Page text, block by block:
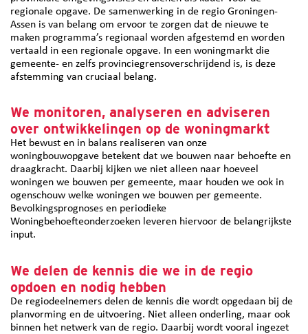
regionale opgave. De samenwerking in de regio Groningen-
Assen is van belang om ervoor te zorgen dat de nieuwe te
maken programma’s regionaal worden afgestemd en worden
vertaald in een regionale opgave. In een woningmarkt die
gemeente- en zelfs provinciegrensoverschrijdend is, is deze
afstemming van cruciaal belang.
We monitoren, analyseren en adviseren
over ontwikkelingen op de woningmarkt
Het bewust en in balans realiseren van onze
woningbouwopgave betekent dat we bouwen naar behoefte en
draagkracht. Daarbij kijken we niet alleen naar hoeveel
woningen we bouwen per gemeente, maar houden we ook in
ogenschouw welke woningen we bouwen per gemeente.
Bevolkingsprognoses en periodieke
Woningbehoefteonderzoeken leveren hiervoor de belangrijkste
input.
We delen de kennis die we in de regio
opdoen en nodig hebben
De regiodeelnemers delen de kennis die wordt opgedaan bij de
planvorming en de uitvoering. Niet alleen onderling, maar ook
binnen het netwerk van de regio. Daarbij wordt vooral ingezet